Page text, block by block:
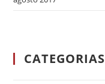
CATEGORIAS